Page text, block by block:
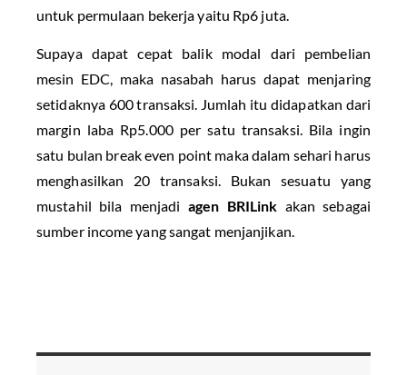
untuk permulaan bekerja yaitu Rp6 juta.
Supaya dapat cepat balik modal dari pembelian
mesin EDC, maka nasabah harus dapat menjaring
setidaknya 600 transaksi. Jumlah itu didapatkan dari
margin laba Rp5.000 per satu transaksi. Bila ingin
satu bulan break even point maka dalam sehari harus
menghasilkan 20 transaksi. Bukan sesuatu yang
mustahil bila menjadi agen BRILink akan sebagai
sumber income yang sangat menjanjikan.